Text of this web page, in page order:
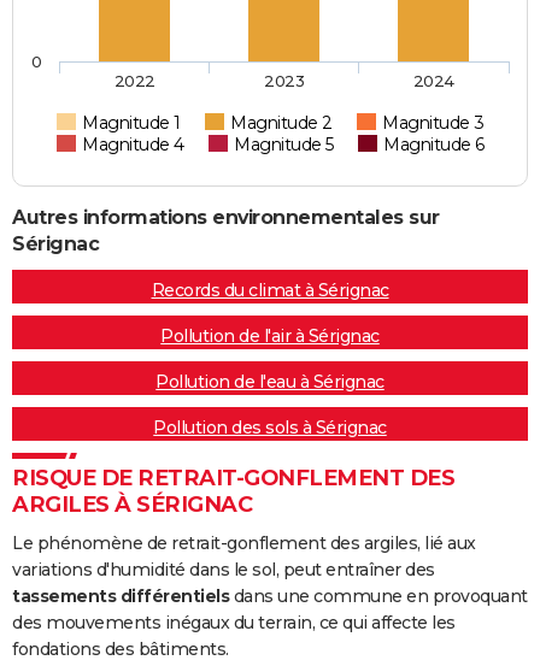
Magnitude 1 Magnitude 2
Magnitude 3
Magnitude 4
Magnitude 5 Magnitude 6
2022 2023 2024
0
Autres informations environnementales sur
Sérignac
Records du climat à Sérignac
Pollution de l'air à Sérignac
Pollution de l'eau à Sérignac
Pollution des sols à Sérignac
RISQUE DE RETRAIT-GONFLEMENT DES
ARGILES À SÉRIGNAC
Le phénomène de retrait-gonflement des argiles, lié aux
variations d'humidité dans le sol, peut entraîner des
tassements différentielsdans une commune en provoquant
des mouvements inégaux du terrain, ce qui affecte les
fondations des bâtiments.